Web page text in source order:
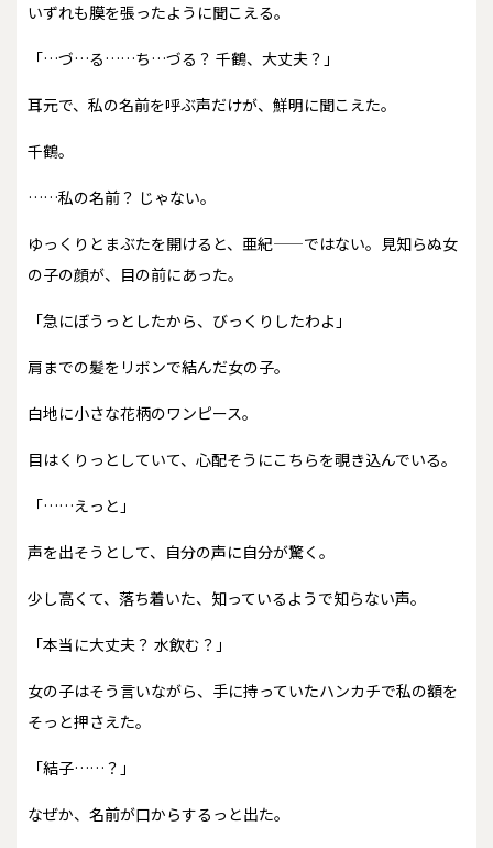
いずれも膜を張ったように聞こえる。
「…づ…る……ち…づる？ 千鶴、大丈夫？」
耳元で、私の名前を呼ぶ声だけが、鮮明に聞こえた。
千鶴。
……私の名前？ じゃない。
ゆっくりとまぶたを開けると、亜紀——ではない。見知らぬ女
の子の顔が、目の前にあった。
「急にぼうっとしたから、びっくりしたわよ」
肩までの髪をリボンで結んだ女の子。
白地に小さな花柄のワンピース。
目はくりっとしていて、心配そうにこちらを覗き込んでいる。
「……えっと」
声を出そうとして、自分の声に自分が驚く。
少し高くて、落ち着いた、知っているようで知らない声。
「本当に大丈夫？ 水飲む？」
女の子はそう言いながら、手に持っていたハンカチで私の額を
そっと押さえた。
「結子……？」
なぜか、名前が口からするっと出た。